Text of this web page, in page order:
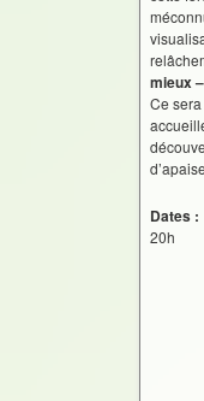
mieux –
Ce
Dates :
20h